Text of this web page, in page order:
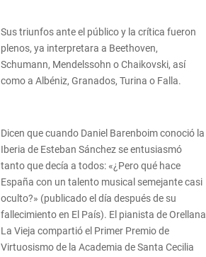
Sus triunfos ante el público y la crítica fueron
plenos, ya interpretara a Beethoven,
Schumann, Mendelssohn o Chaikovski, así
como a Albéniz, Granados, Turina o Falla.
Dicen que cuando Daniel Barenboim conoció la
Iberia de Esteban Sánchez se entusiasmó
tanto que decía a todos: «¿Pero qué hace
España con un talento musical semejante casi
oculto?» (publicado el día después de su
fallecimiento en El País). El pianista de Orellana
La Vieja compartió el Primer Premio de
Virtuosismo de la Academia de Santa Cecilia